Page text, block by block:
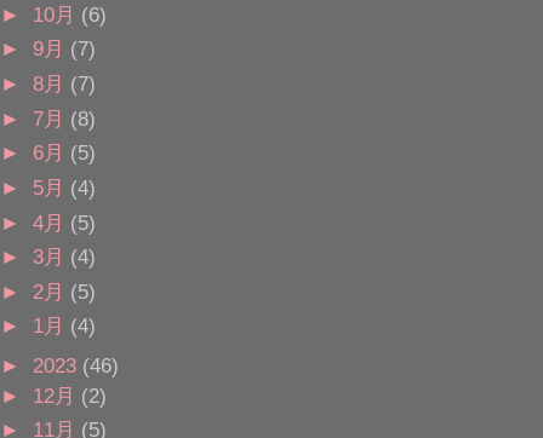
► 10月 (6)
► 9月 (7)
► 8月 (7)
► 7月 (8)
► 6月 (5)
► 5月 (4)
► 4月 (5)
► 3月 (4)
► 2月 (5)
► 1月 (4)
► 2023 (46)
► 12月 (2)
► 11月 (5)